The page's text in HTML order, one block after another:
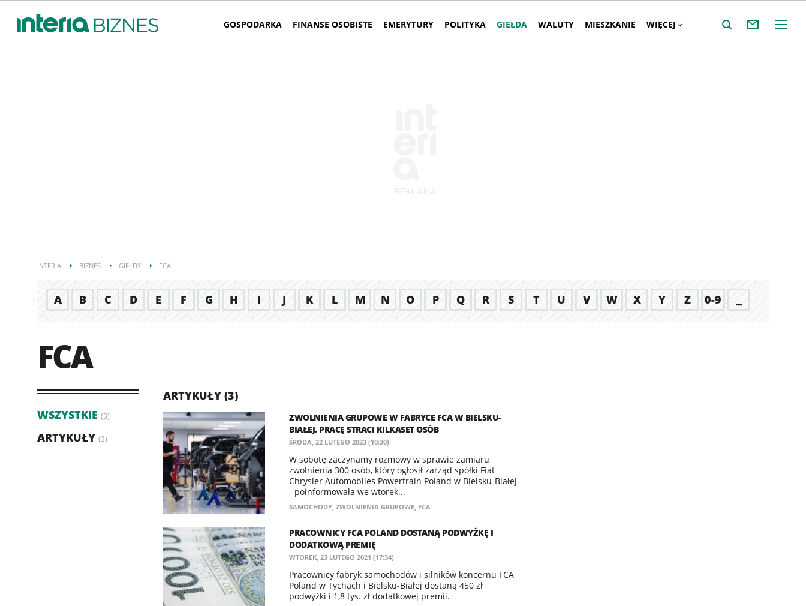
GOSPODARKA FINANSE OSOBISTE EMERYTURY POLITYKA GIEŁDA WALUTY MIESZKANIE WIĘCEJ
INTERIA BIZNES GIEŁDY FCA
A B C D E F G H I J K L M N O P Q R S T U V W X Y Z 0-9
FCA
WSZYSTKIE (3)
ARTYKUŁY (3)
ARTYKUŁY (3)
ZWOLNIENIA GRUPOWE W FABRYCE FCA W BIELSKU-
BIAŁEJ. PRACĘ STRACI KILKASET OSÓB
ŚRODA, 22 LUTEGO 2023 (10:30)
​W sobotę zaczynamy rozmowy w sprawie zamiaru
zwolnienia 300 osób, który ogłosił zarząd spółki Fiat
Chrysler Automobiles Powertrain Poland w Bielsku-Białej
- poinformowała we wtorek...
SAMOCHODY, ZWOLNIENIA GRUPOWE, FCA
PRACOWNICY FCA POLAND DOSTANĄ PODWYŻKĘ I
DODATKOWĄ PREMIĘ
WTOREK, 23 LUTEGO 2021 (17:34)
Pracownicy fabryk samochodów i silników koncernu FCA
Poland w Tychach i Bielsku-Białej dostaną 450 zł
podwyżki i 1,8 tys. zł dodatkowej premii.